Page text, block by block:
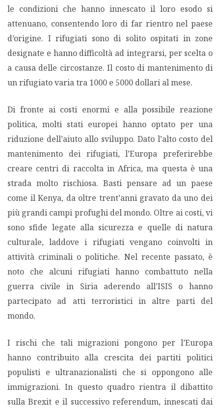
le condizioni che hanno innescato il loro esodo si
attenuano, consentendo loro di far rientro nel paese
d’origine. I rifugiati sono di solito ospitati in zone
designate e hanno difficoltà ad integrarsi, per scelta o
a causa delle circostanze. Il costo di mantenimento di
un rifugiato varia tra 1000 e 5000 dollari al mese.
Di fronte ai costi enormi e alla possibile reazione
politica, molti stati europei hanno optato per una
riduzione dell’aiuto allo sviluppo. Dato l’alto costo del
mantenimento dei rifugiati, l’Europa preferirebbe
creare centri di raccolta in Africa, ma questa è una
strada molto rischiosa. Basti pensare ad un paese
come il Kenya, da oltre trent’anni gravato da uno dei
più grandi campi profughi del mondo. Oltre ai costi, vi
sono sfide legate alla sicurezza e quelle di natura
culturale, laddove i rifugiati vengano coinvolti in
attività criminali o politiche. Nel recente passato, è
noto che alcuni rifugiati hanno combattuto nella
guerra civile in Siria aderendo all’ISIS o hanno
partecipato ad atti terroristici in altre parti del
mondo.
I rischi che tali migrazioni pongono per l’Europa
hanno contribuito alla crescita dei partiti politici
populisti e ultranazionalisti che si oppongono alle
immigrazioni. In questo quadro rientra il dibattito
sulla Brexit e il successivo referendum, innescati dai